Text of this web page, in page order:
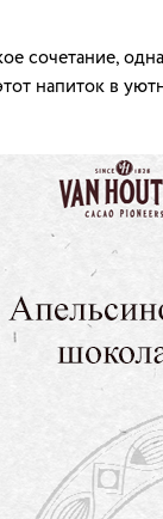
сочетание,
напиток в